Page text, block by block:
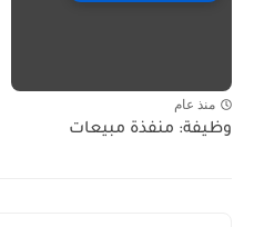
منذ عام
وظيفة: منفذة مبيعات